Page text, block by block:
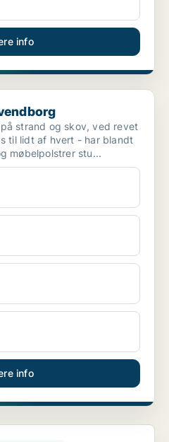
info
strand og skov, ved revet
til lidt af hvert - har blandt
møbelpolstrer stu...
info